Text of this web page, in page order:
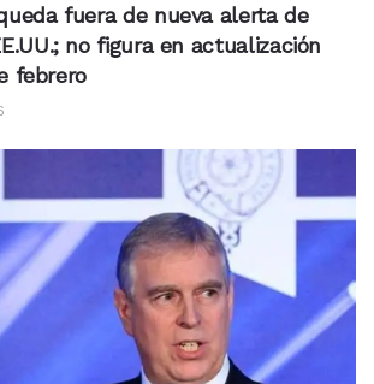
fuera de nueva alerta de
no figura en actualización
febrero